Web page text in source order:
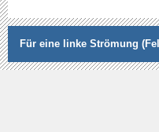
Für eine linke Strömung